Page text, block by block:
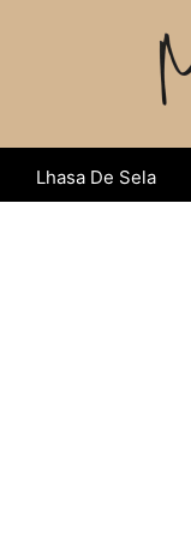
Lhasa De Sela